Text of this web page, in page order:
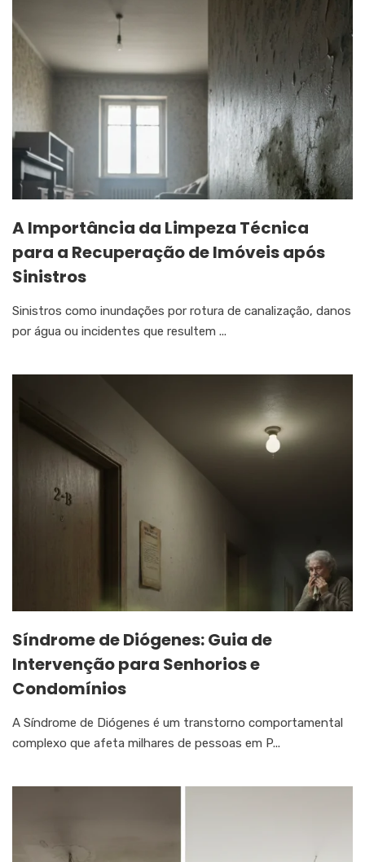
A Importância da Limpeza Técnica
para a Recuperação de Imóveis após
Sinistros
Sinistros como inundações por rotura de canalização, danos
por água ou incidentes que resultem ...
Síndrome de Diógenes: Guia de
Intervenção para Senhorios e
Condomínios
A Síndrome de Diógenes é um transtorno comportamental
complexo que afeta milhares de pessoas em P...